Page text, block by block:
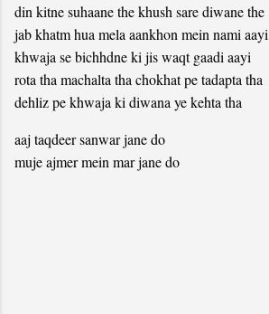
din kitne suhaane the khush sare diwane the
jab khatm hua mela aankhon mein nami aayi
khwaja se bichhdne ki jis waqt gaadi aayi
rota tha machalta tha chokhat pe tadapta tha
dehliz pe khwaja ki diwana ye kehta tha
aaj taqdeer sanwar jane do
muje ajmer mein mar jane do